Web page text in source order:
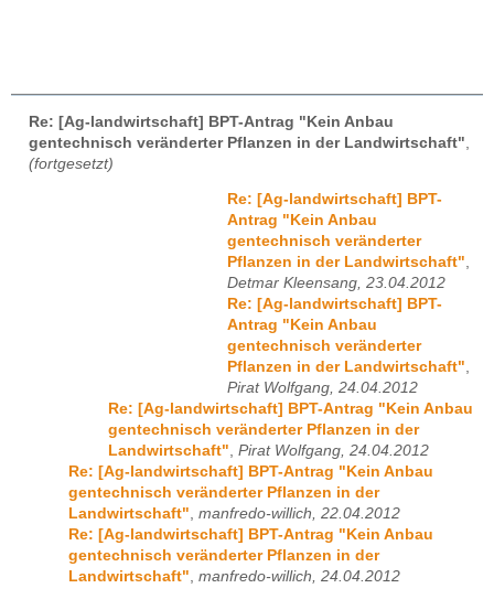
Re: [Ag-landwirtschaft] BPT-Antrag "Kein Anbau
gentechnisch veränderter Pflanzen in der Landwirtschaft"
(fortgesetzt)
Re: [Ag-landwirtschaft] BPT-
Antrag "Kein Anbau
gentechnisch veränderter
Pflanzen in der Landwirtschaft",
Detmar Kleensang, 23.04.2012
Re: [Ag-landwirtschaft] BPT-
Antrag "Kein Anbau
gentechnisch veränderter
Pflanzen in der Landwirtschaft",
Pirat Wolfgang, 24.04.2012
Re: [Ag-landwirtschaft] BPT-Antrag "Kein Anbau
gentechnisch veränderter Pflanzen in der
Landwirtschaft", Pirat Wolfgang, 24.04.2012
Re: [Ag-landwirtschaft] BPT-Antrag "Kein Anbau
gentechnisch veränderter Pflanzen in der
Landwirtschaft", manfredo-willich, 22.04.2012
Re: [Ag-landwirtschaft] BPT-Antrag "Kein Anbau
gentechnisch veränderter Pflanzen in der
Landwirtschaft", manfredo-willich, 24.04.2012